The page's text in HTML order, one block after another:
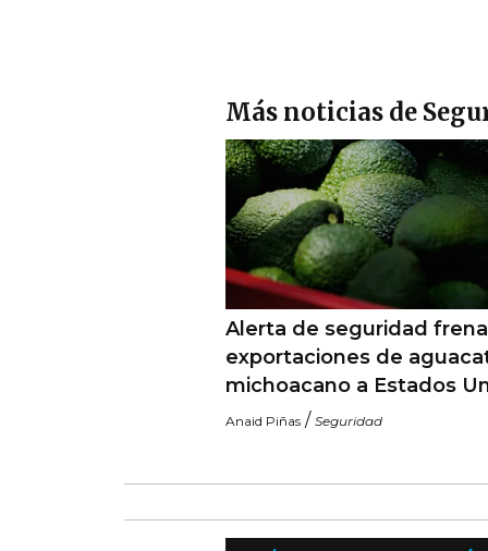
Más noticias de
Alerta de seguridad frena
exportaciones de
michoacano a Estados
Anaid Piñas / Seguridad